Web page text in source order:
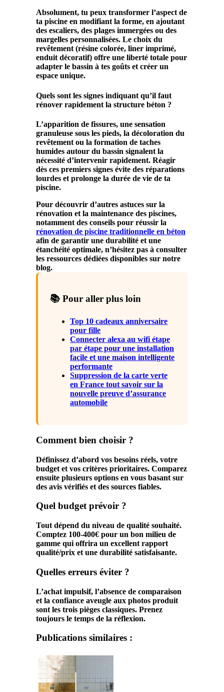
Absolument, tu peux transformer l’aspect de
ta piscine en modifiant la forme, en ajoutant
des escaliers, des plages immergées ou des
margelles personnalisées. Le choix du
revêtement (résine colorée, liner imprimé,
enduit décoratif) offre une liberté totale pour
adapter le bassin à tes goûts et créer un
espace unique.
Quels sont les signes indiquant qu’il faut
rénover rapidement la structure béton ?
L’apparition de fissures, une sensation
granuleuse sous les pieds, la décoloration du
revêtement ou la formation de taches
humides autour du bassin signalent la
nécessité d’intervenir rapidement. Réagir
dès ces premiers signes évite des réparations
lourdes et prolonge la durée de vie de ta
piscine.
Pour découvrir d’autres astuces sur la
rénovation et la maintenance des piscines,
notamment des conseils pour réussir la
rénovation de piscine traditionnelle en béton
afin de garantir une durabilité et une
étanchéité optimale, n’hésitez pas à consulter
les ressources dédiées disponibles sur notre
blog.
📚 Pour aller plus loin
Top 10 cadeaux anniversaire
pour fille
Connecter alexa au wifi étape
par étape pour une installation
facile et une maison intelligente
performante
Suppression de la carte verte
en France tout savoir sur la
nouvelle preuve d’assurance
automobile
Comment bien choisir ?
Définissez d’abord vos besoins réels, votre
budget et vos critères prioritaires. Comparez
ensuite plusieurs options en vous basant sur
des avis vérifiés et des sources fiables.
Quel budget prévoir ?
Tout dépend du niveau de qualité souhaité.
Comptez 100-400€ pour un bon milieu de
gamme qui offrira un excellent rapport
qualité/prix et une durabilité satisfaisante.
Quelles erreurs éviter ?
L’achat impulsif, l’absence de comparaison
et la confiance aveugle aux photos produit
sont les trois pièges classiques. Prenez
toujours le temps de la réflexion.
Publications similaires :